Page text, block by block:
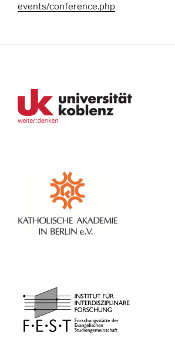
events/conference.php